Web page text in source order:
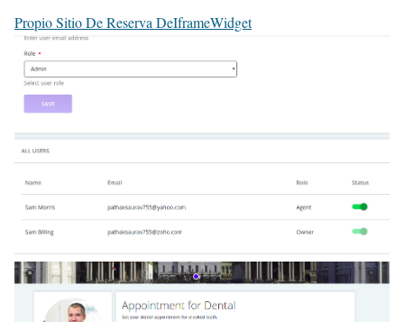
Propio Sitio De Reserva DeIframeWidget